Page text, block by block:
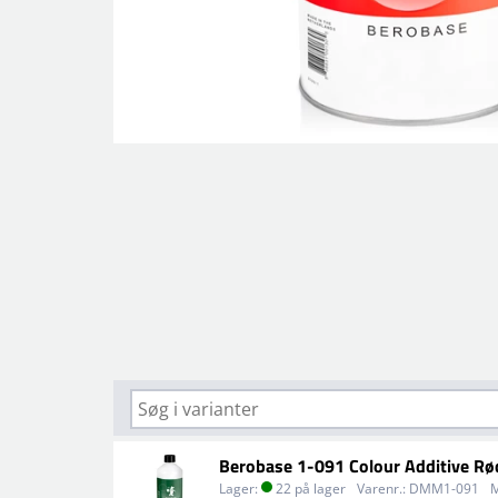
Berobase 1-091 Colour Additive
Lager: 22 på lager Varenr.: DMM1-091